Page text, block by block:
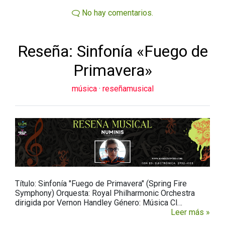
No hay comentarios.
Reseña: Sinfonía «Fuego de
Primavera»
música · reseñamusical
Título: Sinfonía "Fuego de Primavera" (Spring Fire
Symphony) Orquesta: Royal Philharmonic Orchestra
dirigida por Vernon Handley Género: Música Cl…
Leer más »